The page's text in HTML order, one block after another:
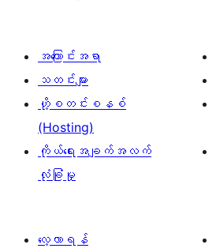
အကြောင်းအရာ
သတင်းများ
ဟို့စတင်းစနစ်
(Hosting)
ကိုယ်ရေးအချက်အလက်
လုံခြုံမှု
လေ့လာရန်